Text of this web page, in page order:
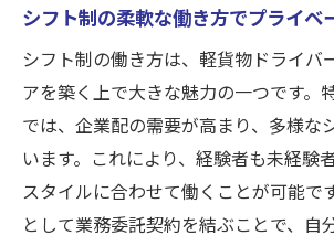
シフト制で自由な働き方を選
企業配で安定収入昭島市の軽貨
人情報
企業配の需要が高まる昭島
経験者も未経験者も歓迎の求人
フリーランスとしての新しい
シフト制の柔軟な働き方でプライベ
シフト制の働き方は、軽貨物ドライバ
アを築く上で大きな魅力の一つです。
では、企業配の需要が高まり、多様な
います。これにより、経験者も未経験
スタイルに合わせて働くことが可能で
として業務委託契約を結ぶことで、自